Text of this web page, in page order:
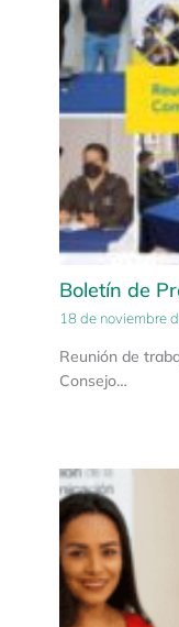
Boletín de
18 de noviembre
Reunión de
Consejo…